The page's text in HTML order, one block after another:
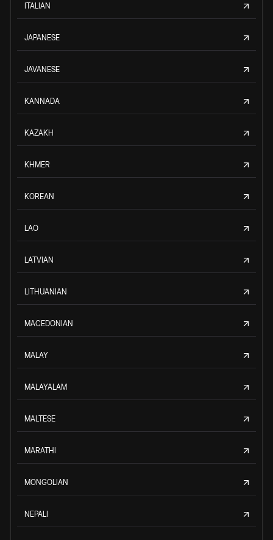
ITALIAN
JAPANESE
JAVANESE
KANNADA
KAZAKH
KHMER
KOREAN
LAO
LATVIAN
LITHUANIAN
MACEDONIAN
MALAY
MALAYALAM
MALTESE
MARATHI
MONGOLIAN
NEPALI